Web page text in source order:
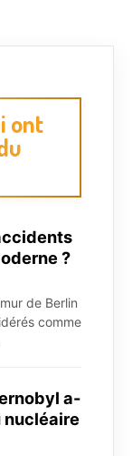
ont
?
de Berlin
comme
a-